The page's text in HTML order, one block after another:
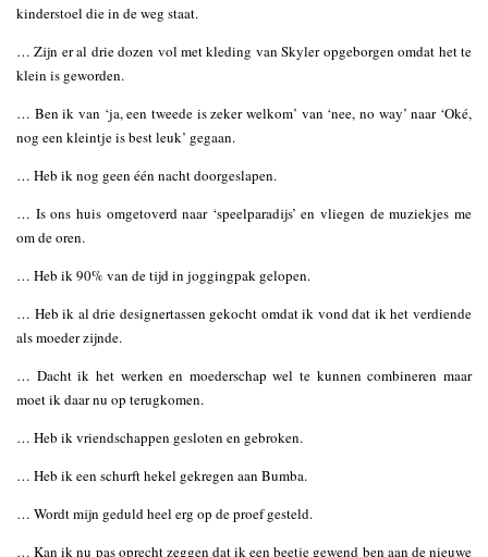
kinderstoel die in de weg staat.
… Zijn er al drie dozen vol met kleding van Skyler opgeborgen omdat het te
klein is geworden.
… Ben ik van ‘ja, een tweede is zeker welkom’ van ‘nee, no way’ naar ‘Oké,
nog een kleintje is best leuk’ gegaan.
… Heb ik nog geen één nacht doorgeslapen.
… Is ons huis omgetoverd naar ‘speelparadijs’ en vliegen de muziekjes me
om de oren.
… Heb ik 90% van de tijd in joggingpak gelopen.
… Heb ik al drie designertassen gekocht omdat ik vond dat ik het verdiende
als moeder zijnde.
… Dacht ik het werken en moederschap wel te kunnen combineren maar
moet ik daar nu op terugkomen.
… Heb ik vriendschappen gesloten en gebroken.
… Heb ik een schurft hekel gekregen aan Bumba.
… Wordt mijn geduld heel erg op de proef gesteld.
… Kan ik nu pas oprecht zeggen dat ik een beetje gewend ben aan de nieuwe